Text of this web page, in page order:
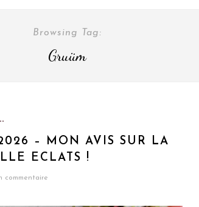
Browsing Tag:
Gruüm
– MON AVIS SUR LA
ECLATS !
commentaire